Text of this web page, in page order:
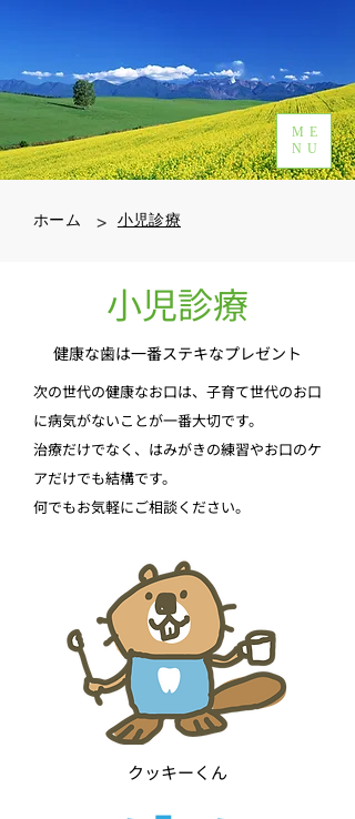
ME
NU
ホーム > 小児診療
​小児診療
健康な歯は一番ステキなプレゼント
次の世代の健康なお口は、子育て世代のお口
に病気がないことが一番大切です。
治療だけでなく、はみがきの練習やお口のケ
アだけでも結構です。
​何でもお気軽にご相談ください。
クッキーくん